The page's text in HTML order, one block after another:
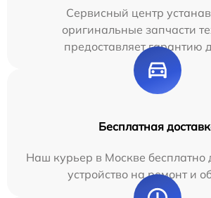
Сервисный центр
оригинальные запчасти
предоставляет гарантию
Бесплатная
Наш курьер в Москве бесплатно
устройство на ремонт и